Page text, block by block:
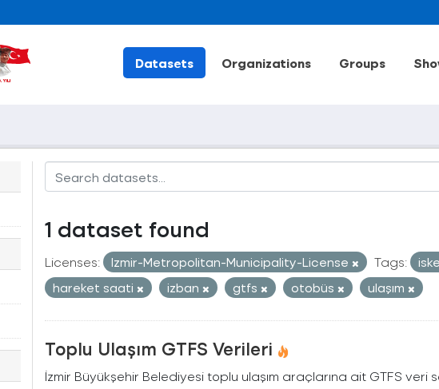
Datasets Organizations Groups
1 dataset found
Licenses: Izmir-Metropolitan-Municipality-License Tags:
hareket saati
izban gtfs otobüs ulaşım
Toplu Ulaşım GTFS Verileri
İzmir Büyükşehir Belediyesi toplu ulaşım araçlarına ait GTFS veri